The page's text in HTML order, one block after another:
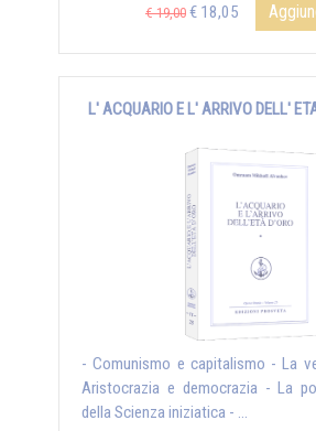
€ 19,00 € 18,05
L' ACQUARIO E L' ARRIVO DELL'
- Comunismo e capitalismo - La
Aristocrazia e democrazia - La
della Scienza iniziatica - ...